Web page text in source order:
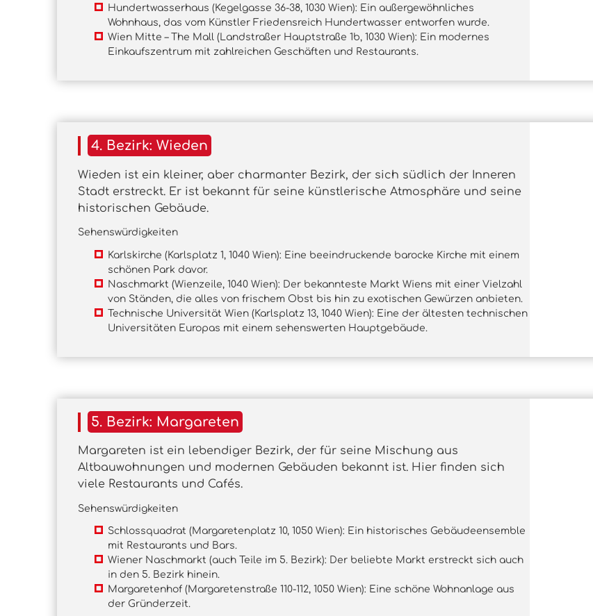
Hundertwasserhaus (Kegelgasse 36-38, 1030 Wien): Ein außergewöhnliches
Wohnhaus, das vom Künstler Friedensreich Hundertwasser entworfen wurde.
Wien Mitte – The Mall (Landstraßer Hauptstraße 1b, 1030 Wien): Ein modernes
Einkaufszentrum mit zahlreichen Geschäften und Restaurants.
4. Bezirk: Wieden
Wieden ist ein kleiner, aber charmanter Bezirk, der sich südlich der Inneren
Stadt erstreckt. Er ist bekannt für seine künstlerische Atmosphäre und seine
historischen Gebäude.
Sehenswürdigkeiten
Karlskirche (Karlsplatz 1, 1040 Wien): Eine beeindruckende barocke Kirche mit einem
schönen Park davor.
Naschmarkt (Wienzeile, 1040 Wien): Der bekannteste Markt Wiens mit einer Vielzahl
von Ständen, die alles von frischem Obst bis hin zu exotischen Gewürzen anbieten.
Technische Universität Wien (Karlsplatz 13, 1040 Wien): Eine der ältesten technischen
Universitäten Europas mit einem sehenswerten Hauptgebäude.
5. Bezirk: Margareten
Margareten ist ein lebendiger Bezirk, der für seine Mischung aus
Altbauwohnungen und modernen Gebäuden bekannt ist. Hier finden sich
viele Restaurants und Cafés.
Sehenswürdigkeiten
Schlossquadrat (Margaretenplatz 10, 1050 Wien): Ein historisches Gebäudeensemble
mit Restaurants und Bars.
Wiener Naschmarkt (auch Teile im 5. Bezirk): Der beliebte Markt erstreckt sich auch
in den 5. Bezirk hinein.
Margaretenhof (Margaretenstraße 110-112, 1050 Wien): Eine schöne Wohnanlage aus
der Gründerzeit.